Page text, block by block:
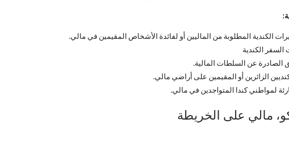
الكندية المطلوبة من الماليين أو لفائدة الأشخاص المقيمين في مالي.
السفر الكندية
الصادرة عن السلطات المالية.
الزائرين أو المقيمين على أراضي مالي.
لمواطني كندا المتواجدين في مالي.
مالي على الخريطة